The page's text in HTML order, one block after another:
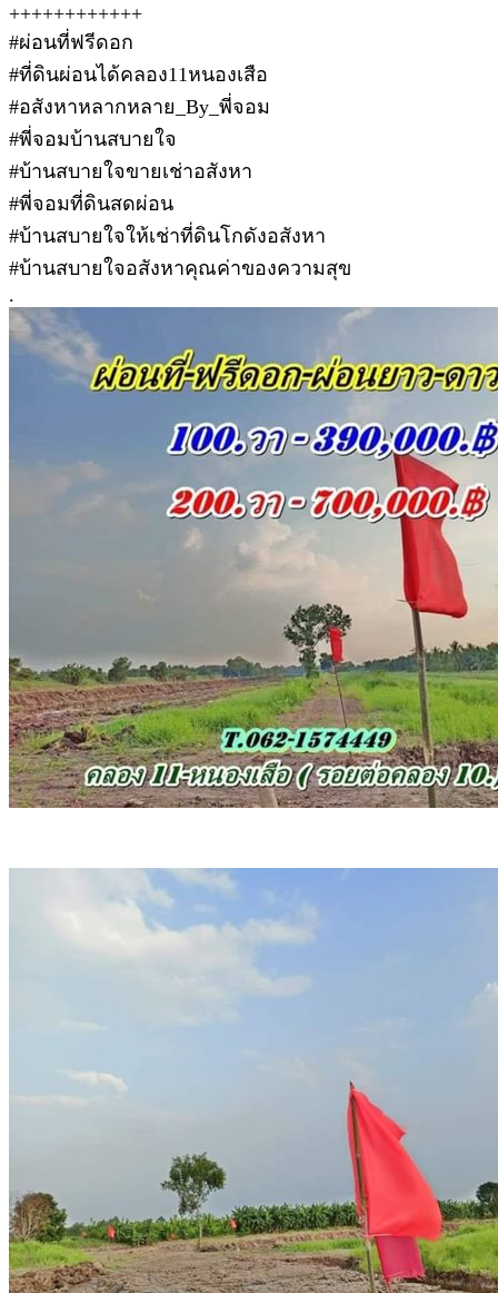
++++++++++++
#ผ่อนที่ฟรีดอก
#ที่ดินผ่อนได้คลอง11หนองเสือ
#อสังหาหลากหลาย_By_พี่จอม
#พี่จอมบ้านสบายใจ
#บ้านสบายใจขายเช่าอสังหา
#พี่จอมที่ดินสดผ่อน
#บ้านสบายใจให้เช่าที่ดินโกดังอสังหา
#บ้านสบายใจอสังหาคุณค่าของความสุข
.